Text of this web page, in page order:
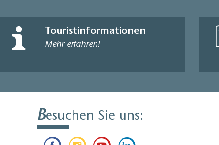
Touristinformationen
Mehr erfahren!
Besuchen Sie uns: